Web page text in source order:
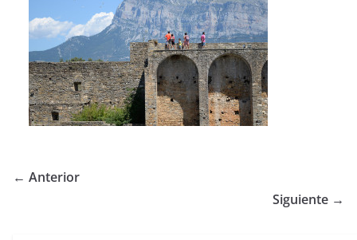
← Anterior
Siguiente →